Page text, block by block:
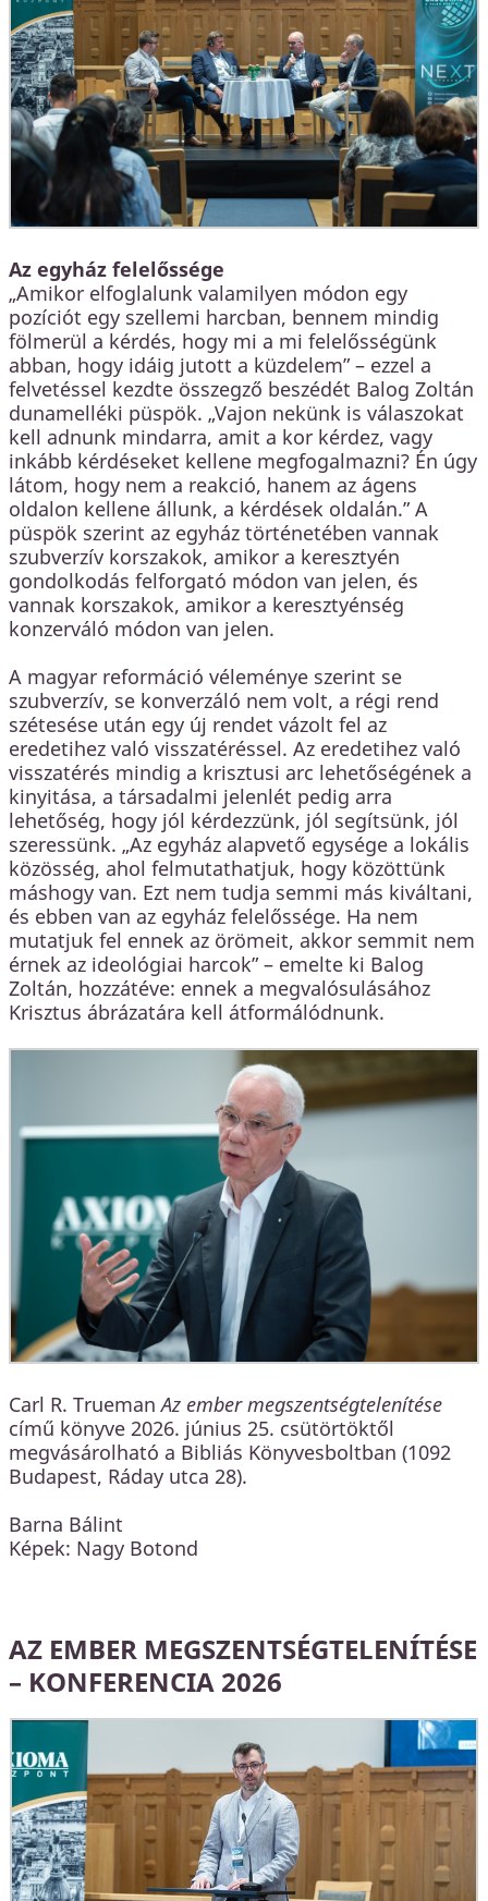
Az egyház felelőssége
„Amikor elfoglalunk valamilyen módon egy
pozíciót egy szellemi harcban, bennem mindig
fölmerül a kérdés, hogy mi a mi felelősségünk
abban, hogy idáig jutott a küzdelem” – ezzel a
felvetéssel kezdte összegző beszédét Balog Zoltán
dunamelléki püspök. „Vajon nekünk is válaszokat
kell adnunk mindarra, amit a kor kérdez, vagy
inkább kérdéseket kellene megfogalmazni? Én úgy
látom, hogy nem a reakció, hanem az ágens
oldalon kellene állunk, a kérdések oldalán.” A
püspök szerint az egyház történetében vannak
szubverzív korszakok, amikor a keresztyén
gondolkodás felforgató módon van jelen, és
vannak korszakok, amikor a keresztyénség
konzerváló módon van jelen.
A magyar reformáció véleménye szerint se
szubverzív, se konverzáló nem volt, a régi rend
szétesése után egy új rendet vázolt fel az
eredetihez való visszatéréssel. Az eredetihez való
visszatérés mindig a krisztusi arc lehetőségének a
kinyitása, a társadalmi jelenlét pedig arra
lehetőség, hogy jól kérdezzünk, jól segítsünk, jól
szeressünk. „Az egyház alapvető egysége a lokális
közösség, ahol felmutathatjuk, hogy közöttünk
máshogy van. Ezt nem tudja semmi más kiváltani,
és ebben van az egyház felelőssége. Ha nem
mutatjuk fel ennek az örömeit, akkor semmit nem
érnek az ideológiai harcok” – emelte ki Balog
Zoltán, hozzátéve: ennek a megvalósulásához
Krisztus ábrázatára kell átformálódnunk.
Carl R. TruemanAz ember megszentségtelenítése
című könyve 2026. június 25. csütörtöktől
megvásárolható a Bibliás Könyvesboltban (1092
Budapest, Ráday utca 28).
Barna Bálint
Képek: Nagy Botond
AZ EMBER MEGSZENTSÉGTELENÍTÉSE
– KONFERENCIA 2026